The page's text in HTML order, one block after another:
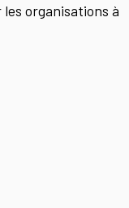
les organisations à